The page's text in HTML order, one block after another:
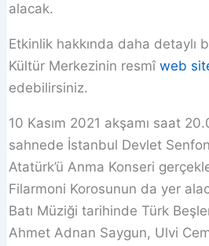
alacak.
Etkinlik hakkında daha detaylı
Kültür Merkezinin resmîweb
edebilirsiniz.
10 Kasım 2021 akşamı saat
sahnede İstanbul Devlet Senfoni
Atatürk’ü Anma Konseri
Filarmoni Korosunun da yer
Batı Müziği tarihinde Türk
Ahmet Adnan Saygun, Ulvi